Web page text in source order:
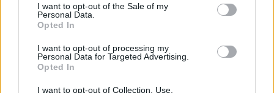
I want to opt-out of the Sale of my
Personal Data.
Opted In
I want to opt-out of processing my
Personal Data for Targeted Advertising.
Opted In
I want to opt-out of Collection, Use,
ΣΧΕΤΙΚA AΡΘΡΑ